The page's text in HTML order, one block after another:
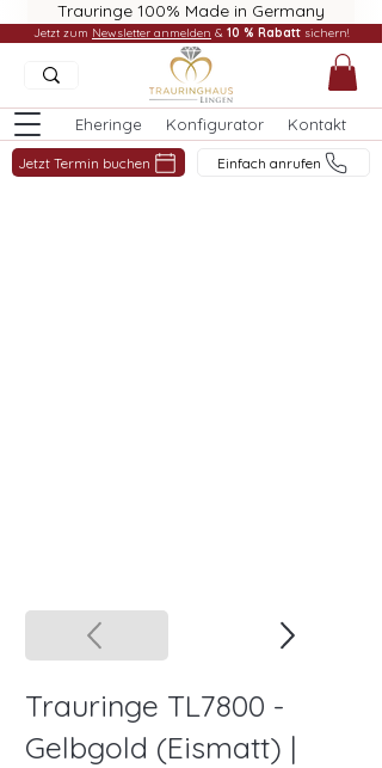
Trauringe 100% Made in Germany
Eheringe Konfigurator Kontakt
Jetzt Termin buchen Einfach anrufen
Jetzt zum Newsletter anmelden & 10 % Rabatt sichern!
Trauringe TL7800 -
Gelbgold (Eismatt) |